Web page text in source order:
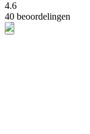
4.6
40 beoordelingen